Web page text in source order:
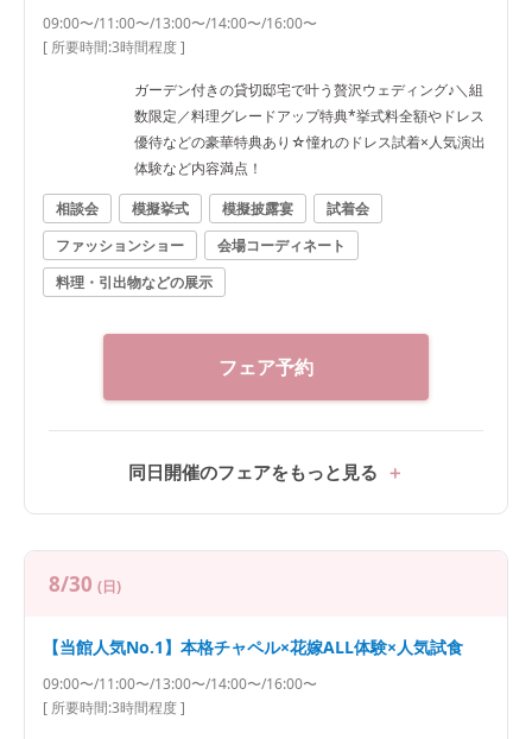
09:00〜/11:00〜/13:00〜/14:00〜/16:00〜
[ 所要時間:3時間程度]
ガーデン付きの貸切邸宅で叶う贅沢ウェディング♪＼組
数限定／料理グレードアップ特典*挙式料全額やドレス
優待などの豪華特典あり☆憧れのドレス試着×人気演出
体験など内容満点！
相談会
模擬挙式 模擬披露宴
試着会
ファッションショー
会場コーディネート
料理・引出物などの展示
フェア予約
同日開催のフェアをもっと見る
8/30 (日)
【当館人気No.1】本格チャペル×花嫁ALL体験×人気試食
09:00〜/11:00〜/13:00〜/14:00〜/16:00〜
[ 所要時間:3時間程度]